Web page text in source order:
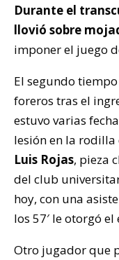
Durante el
llovió sobre
imponer el juego
El segundo
foreros tras el
estuvo varias
lesión en la rodilla
Luis Rojas, pieza
del club
hoy, con una
los 57′ le otorgó
Otro jugador que